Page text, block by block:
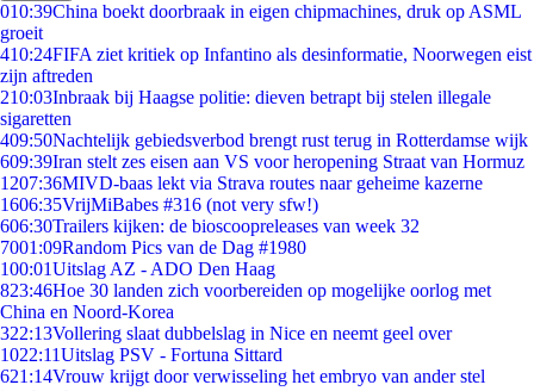
010:39China boekt doorbraak in eigen chipmachines, druk op ASML
groeit
410:24FIFA ziet kritiek op Infantino als desinformatie, Noorwegen eist
zijn aftreden
210:03Inbraak bij Haagse politie: dieven betrapt bij stelen illegale
sigaretten
409:50Nachtelijk gebiedsverbod brengt rust terug in Rotterdamse wijk
609:39Iran stelt zes eisen aan VS voor heropening Straat van Hormuz
1207:36MIVD-baas lekt via Strava routes naar geheime kazerne
1606:35VrijMiBabes #316 (not very sfw!)
606:30Trailers kijken: de bioscoopreleases van week 32
7001:09Random Pics van de Dag #1980
100:01Uitslag AZ - ADO Den Haag
823:46Hoe 30 landen zich voorbereiden op mogelijke oorlog met
China en Noord-Korea
322:13Vollering slaat dubbelslag in Nice en neemt geel over
1022:11Uitslag PSV - Fortuna Sittard
621:14Vrouw krijgt door verwisseling het embryo van ander stel